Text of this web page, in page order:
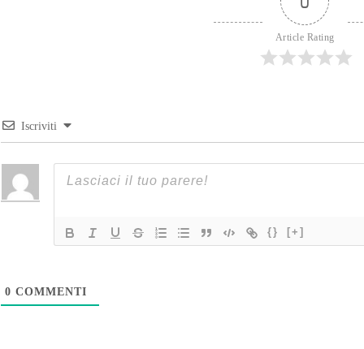
Article Rating
Iscriviti
{} [+]
0 COMMENTI